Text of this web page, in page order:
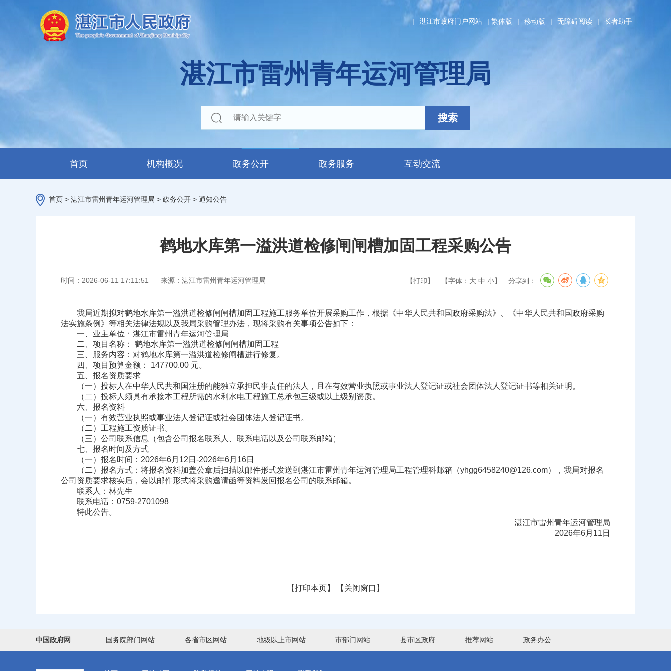
| 湛江市政府门户网站 | 繁体版 | 移动版 | 无障碍阅读 | 长者助手
湛江市雷州青年运河管理局
搜索
首页 机构概况 政务公开 政务服务 互动交流
首页 > 湛江市雷州青年运河管理局 > 政务公开 > 通知公告
鹤地水库第一溢洪道检修闸闸槽加固工程采购公告
时间：2026-06-11 17:11:51 来源：湛江市雷州青年运河管理局 【打印】 【字体： 大 中 小】 分享到：
我局近期拟对鹤地水库第一溢洪道检修闸闸槽加固工程施工服务单位开展采购工作，根据《中华人民共和国政府采购法》、《中华人民共和国政府采购
法实施条例》等相关法律法规以及我局采购管理办法，现将采购有关事项公告如下：
一、业主单位：湛江市雷州青年运河管理局
二、项目名称： 鹤地水库第一溢洪道检修闸闸槽加固工程
三、服务内容：对鹤地水库第一溢洪道检修闸槽进行修复。
四、项目预算金额： 147700.00 元。
五、报名资质要求
（一）投标人在中华人民共和国注册的能独立承担民事责任的法人，且在有效营业执照或事业法人登记证或社会团体法人登记证书等相关证明。
（二）投标人须具有承接本工程所需的水利水电工程施工总承包三级或以上级别资质。
六、报名资料
（一）有效营业执照或事业法人登记证或社会团体法人登记证书。
（二）工程施工资质证书。
（三）公司联系信息（包含公司报名联系人、联系电话以及公司联系邮箱）
七、报名时间及方式
（一）报名时间：2026年6月12日-2026年6月16日
（二）报名方式：将报名资料加盖公章后扫描以邮件形式发送到湛江市雷州青年运河管理局工程管理科邮箱（yhgg6458240@126.com），我局对报名
公司资质要求核实后，会以邮件形式将采购邀请函等资料发回报名公司的联系邮箱。
联系人：林先生
联系电话：0759-2701098
特此公告。
湛江市雷州青年运河管理局
2026年6月11日
【打印本页】 【关闭窗口】
中国政府网 国务院部门网站 各省市区网站 地级以上市网站 市部门网站 县市区政府 推荐网站 政务办公